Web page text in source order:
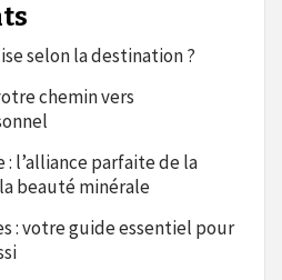
selon la destination ?
chemin vers
l’alliance parfaite de la
beauté minérale
: votre guide essentiel pour